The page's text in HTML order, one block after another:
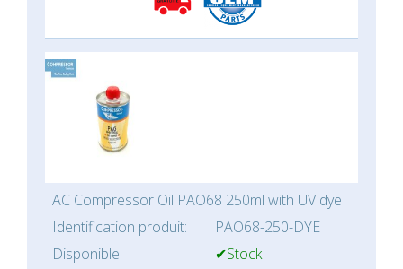
AC Compressor Oil PAO68 250ml with UV dye
Identification produit:
PAO68-250-DYE
Disponible:
✔Stock